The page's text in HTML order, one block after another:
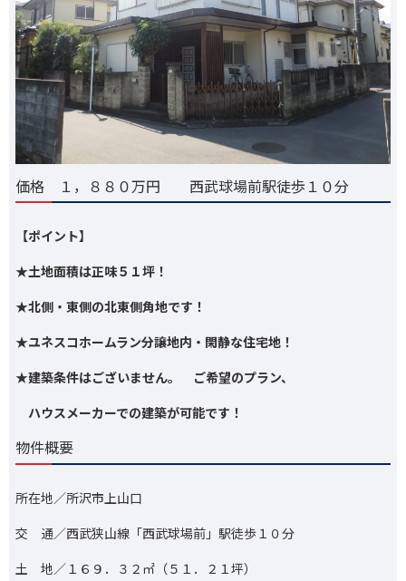
価格 １，８８０万円 西武球場前駅徒歩１０分
【ポイント】
★土地面積は正味５１坪！
★北側・東側の北東側角地です！
★ユネスコホームラン分譲地内・閑静な住宅地！
★建築条件はございません。 ご希望のプラン、
ハウスメーカーでの建築が可能です！
物件概要
所在地／所沢市上山口
交 通／西武狭山線「西武球場前」駅徒歩１０分
土 地／１６９．３２㎡（５１．２１坪）